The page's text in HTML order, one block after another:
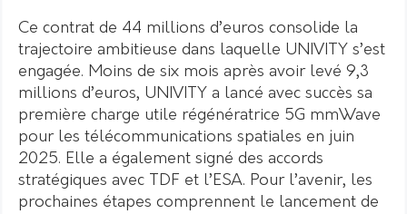
Ce contrat de 44 millions d’euros consolide la
trajectoire ambitieuse dans laquelle UNIVITY s’est
engagée. Moins de six mois après avoir levé 9,3
millions d’euros, UNIVITY a lancé avec succès sa
première charge utile régénératrice 5G mmWave
pour les télécommunications spatiales en juin
2025. Elle a également signé des accords
stratégiques avec TDF et l’ESA. Pour l’avenir, les
prochaines étapes comprennent le lancement de